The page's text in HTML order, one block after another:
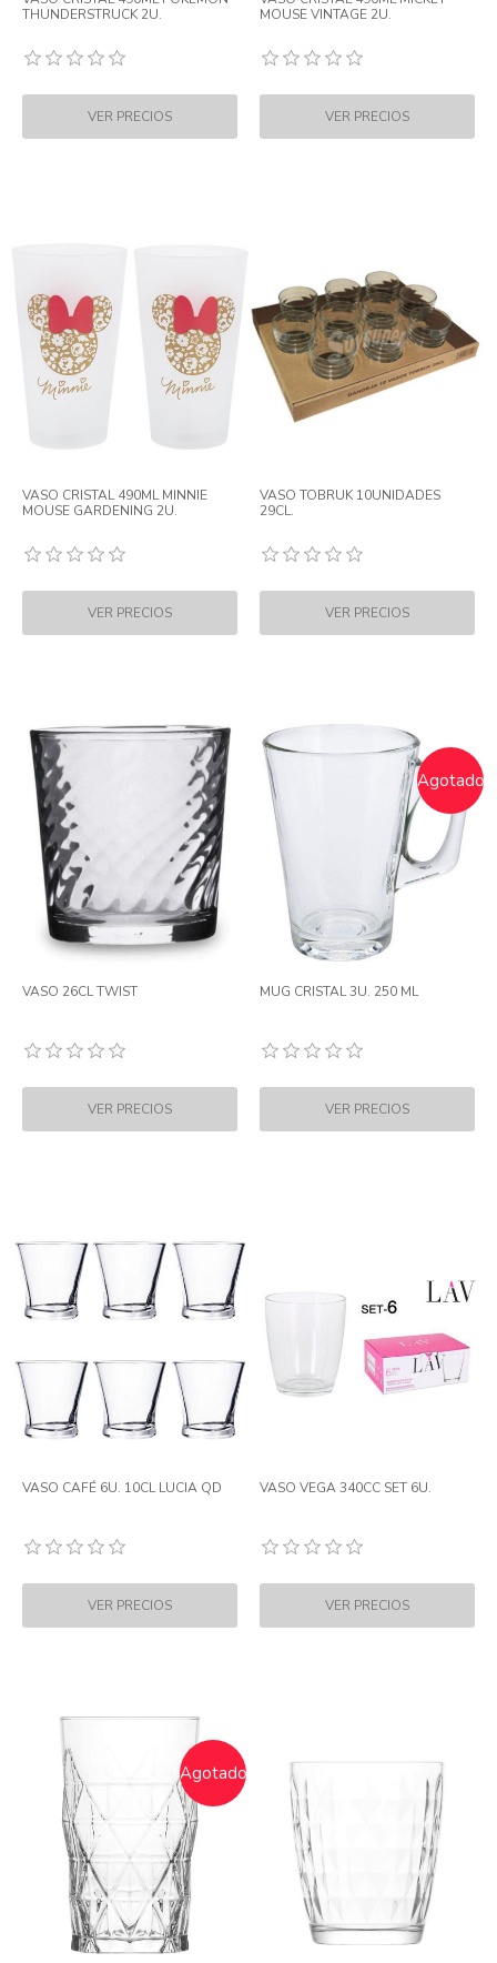
THUNDERSTRUCK 2U.
MOUSE VINTAGE 2U.
VASO CRISTAL 490ML MINNIE
MOUSE GARDENING 2U.
VASO TOBRUK 10UNIDADES
29CL.
VASO 26CL TWIST
Agotado
MUG CRISTAL 3U. 250 ML
VASO CAFÉ 6U. 10CL LUCIA QD VASO VEGA 340CC SET 6U.
Agotado